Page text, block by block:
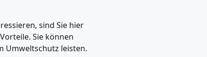
sind Sie hier
Sie können
Umweltschutz leisten.